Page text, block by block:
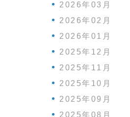
2026年03月
2026年02月
2026年01月
2025年12月
2025年11月
2025年10月
2025年09月
2025年08月